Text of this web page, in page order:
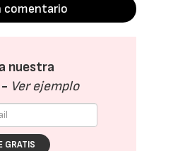
comentario
nuestra
Ver ejemplo
GRATIS